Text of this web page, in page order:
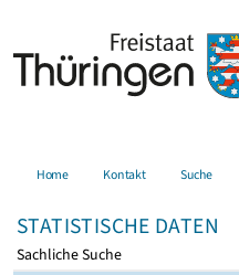
Home Kontakt Suche
STATISTISCHE DATEN
Sachliche Suche